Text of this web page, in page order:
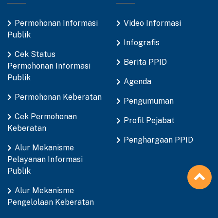
Permohonan Informasi
Publik
Cek Status
Permohonan Informasi
Publik
Permohonan Keberatan
Cek Permohonan
Keberatan
Alur Mekanisme
Pelayanan Informasi
Publik
Alur Mekanisme
Pengelolaan Keberatan
Video Informasi
Infografis
Berita PPID
Agenda
Pengumuman
Profil Pejabat
Penghargaan PPID